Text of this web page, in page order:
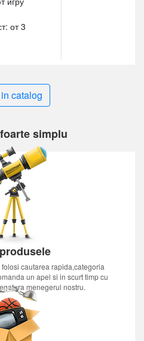
от 3
catalog
simplu
cautarea rapida,categoria
un apel si in scurt timp cu
menegerul nostru.